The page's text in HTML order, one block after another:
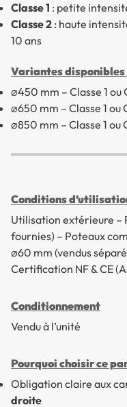
Classe 1 : petite
Classe 2 : haute
10 ans
Variantes disponibles
⌀450 mm – Classe 1 ou
⌀650 mm – Classe 1 ou
⌀850 mm – Classe 1 ou
Conditions
Utilisation extérieure –
fournies) – Poteaux
⌀60 mm (vendus
Certification NF & CE
Conditionnement
Vendu à l’unité
Pourquoi choisir ce
Obligation claire aux
droite